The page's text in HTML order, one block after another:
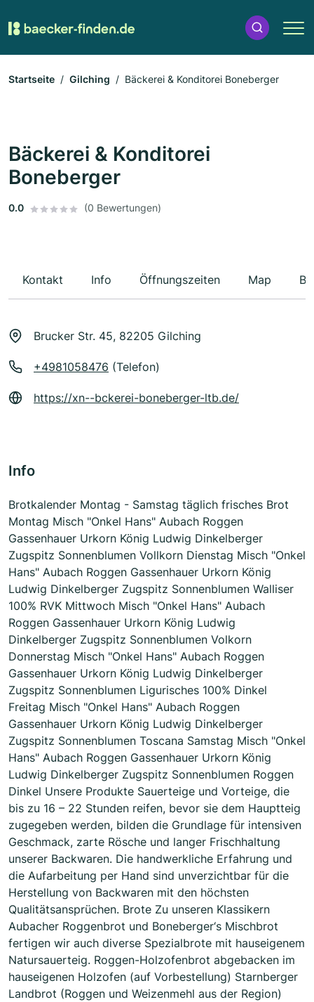
Startseite Gilching Bäckerei & Konditorei Boneberger
Bäckerei & Konditorei
Boneberger
0.0 (0 Bewertungen)
Kontakt Info Öffnungszeiten Map
Brucker Str. 45, 82205 Gilching
+4981058476 (Telefon)
https://xn--bckerei-boneberger-ltb.de/
Info
Brotkalender Montag - Samstag täglich frisches Brot
Montag Misch "Onkel Hans" Aubach Roggen
Gassenhauer Urkorn König Ludwig Dinkelberger
Zugspitz Sonnenblumen Vollkorn Dienstag Misch "Onkel
Hans" Aubach Roggen Gassenhauer Urkorn König
Ludwig Dinkelberger Zugspitz Sonnenblumen Walliser
100% RVK Mittwoch Misch "Onkel Hans" Aubach
Roggen Gassenhauer Urkorn König Ludwig
Dinkelberger Zugspitz Sonnenblumen Volkorn
Donnerstag Misch "Onkel Hans" Aubach Roggen
Gassenhauer Urkorn König Ludwig Dinkelberger
Zugspitz Sonnenblumen Ligurisches 100% Dinkel
Freitag Misch "Onkel Hans" Aubach Roggen
Gassenhauer Urkorn König Ludwig Dinkelberger
Zugspitz Sonnenblumen Toscana Samstag Misch "Onkel
Hans" Aubach Roggen Gassenhauer Urkorn König
Ludwig Dinkelberger Zugspitz Sonnenblumen Roggen
Dinkel Unsere Produkte Sauerteige und Vorteige, die
bis zu 16 – 22 Stunden reifen, bevor sie dem Hauptteig
zugegeben werden, bilden die Grundlage für intensiven
Geschmack, zarte Rösche und langer Frischhaltung
unserer Backwaren. Die handwerkliche Erfahrung und
die Aufarbeitung per Hand sind unverzichtbar für die
Herstellung von Backwaren mit den höchsten
Qualitätsansprüchen. Brote Zu unseren Klassikern
Aubacher Roggenbrot und Boneberger‘s Mischbrot
fertigen wir auch diverse Spezialbrote mit hauseigenem
Natursauerteig. Roggen-Holzofenbrot abgebacken im
hauseigenen Holzofen (auf Vorbestellung) Starnberger
Landbrot (Roggen und Weizenmehl aus der Region)